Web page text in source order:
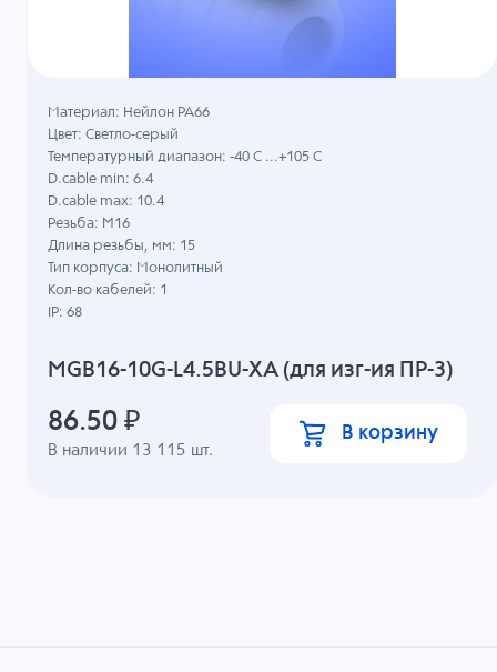
MGB16-10G-L4.5BU-XA (для изг-ия ПР-3)
В наличии 13 115 шт.
Материал: Нейлон PA66
Цвет: Светло-серый
Температурный диапазон: -40 C ...+105 C
D.cable min: 6.4
D.cable max: 10.4
Резьба: M16
Длина резьбы, мм: 15
Тип корпуса: Монолитный
Кол-во кабелей: 1
IP: 68
86.50 ₽ В корзину